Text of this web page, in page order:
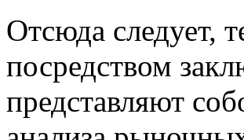
Отсюда следует,
посредством
представляют